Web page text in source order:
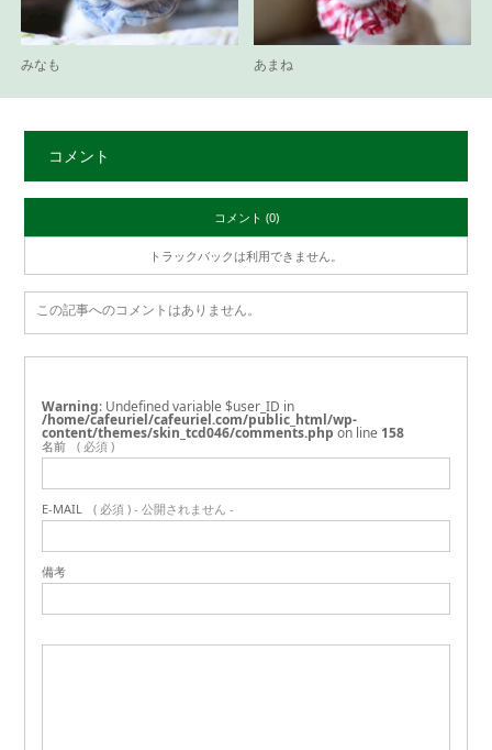
みなも あまね
コメント
コメント (0)
トラックバックは利用できません。
この記事へのコメントはありません。
Warning : Undefined variable $user_ID in
/home/cafeuriel/cafeuriel.com/public_html/wp-
content/themes/skin_tcd046/comments.php on line 158
名前 ( 必須 )
E-MAIL ( 必須 ) - 公開されません -
備考